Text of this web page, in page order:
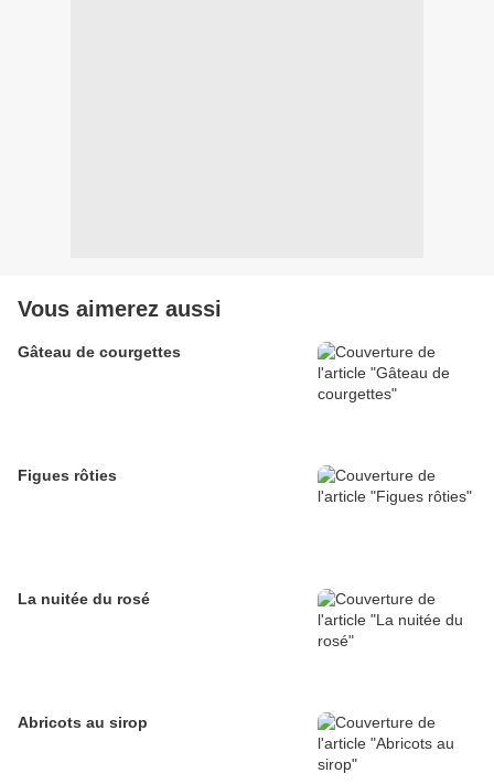
Vous aimerez aussi
Gâteau de courgettes
Figues rôties
La nuitée du rosé
Abricots au sirop